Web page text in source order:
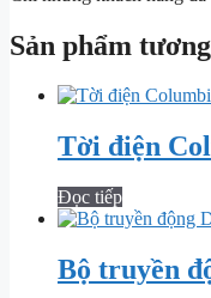
Sản phẩm
Tời điện
Đọc tiếp
Bộ truyền